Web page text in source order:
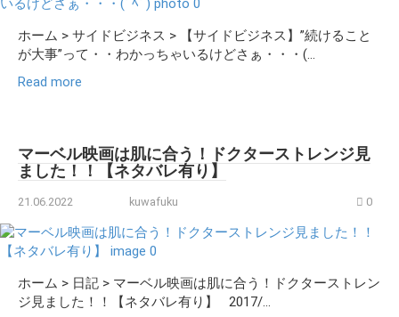
ホーム > サイドビジネス > 【サイドビジネス】”続けること
が大事”って・・わかっちゃいるけどさぁ・・・(...
Read more
マーベル映画は肌に合う！ドクターストレンジ見
ました！！【ネタバレ有り】
21.06.2022 kuwafuku 0
ホーム > 日記 > マーベル映画は肌に合う！ドクターストレン
ジ見ました！！【ネタバレ有り】 2017/...